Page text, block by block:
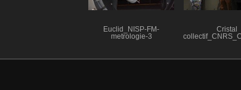
Euclid_NISP-FM-
metrologie-3
Cristal